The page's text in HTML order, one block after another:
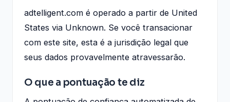
adtelligent.com é operado a partir de United
States via Unknown. Se você transacionar
com este site, esta é a jurisdição legal que
seus dados provavelmente atravessarão.
O que a pontuação te diz